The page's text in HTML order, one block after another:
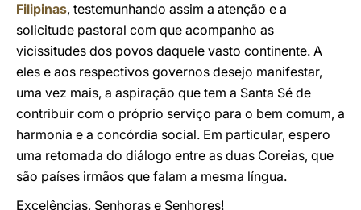
Filipinas, testemunhando assim a atenção e a
solicitude pastoral com que acompanho as
vicissitudes dos povos daquele vasto continente. A
eles e aos respectivos governos desejo manifestar,
uma vez mais, a aspiração que tem a Santa Sé de
contribuir com o próprio serviço para o bem comum, a
harmonia e a concórdia social. Em particular, espero
uma retomada do diálogo entre as duas Coreias, que
são países irmãos que falam a mesma língua.
Excelências, Senhoras e Senhores!